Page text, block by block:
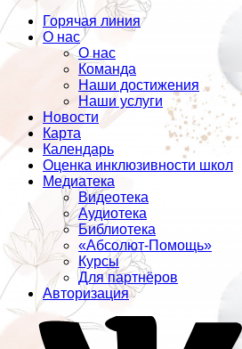
Горячая линия
О нас
О нас
Команда
Наши достижения
Наши услуги
Новости
Карта
Календарь
Оценка инклюзивности школ
Медиатека
Видеотека
Аудиотека
Библиотека
«Абсолют-Помощь»
Курсы
Для партнёров
Авторизация